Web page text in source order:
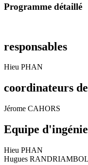
Programme détaillé
responsables
Hieu PHAN
coordinateurs
Jérome CAHORS
Equipe
Hieu PHAN
Hugues